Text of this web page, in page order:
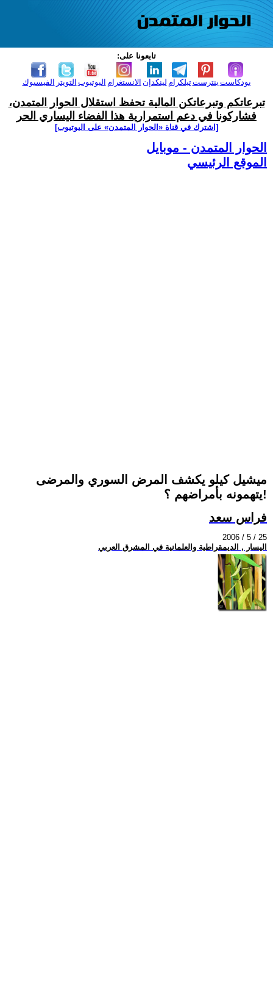
تابعونا على:
الفيسبوك التويتر اليوتيوب الانستغرام لينكدإن تيلكرامبنترست بودكاست
تبرعاتكم وتبرعاتكن المالية تحفظ استقلال الحوار المتمدن،
فشاركونا في دعم استمرارية هذا الفضاء اليساري الحر
[اشترك في قناة ‫«الحوار المتمدن» على اليوتيوب]
الحوار المتمدن - موبايل
الموقع الرئيسي
ميشيل كيلو يكشف المرض السوري والمرضى
يتهمونه بأمراضهم ؟!
فراس سعد
2006 / 5 / 25
اليسار , الديمقراطية والعلمانية في المشرق العربي